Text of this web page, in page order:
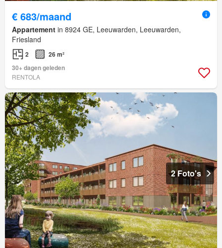
€ 683/maand
Appartement in 8924 GE, Leeuwarden, Leeuwarden,
Friesland
2
26 m²
30+ dagen geleden
RENTOLA
2 Foto's